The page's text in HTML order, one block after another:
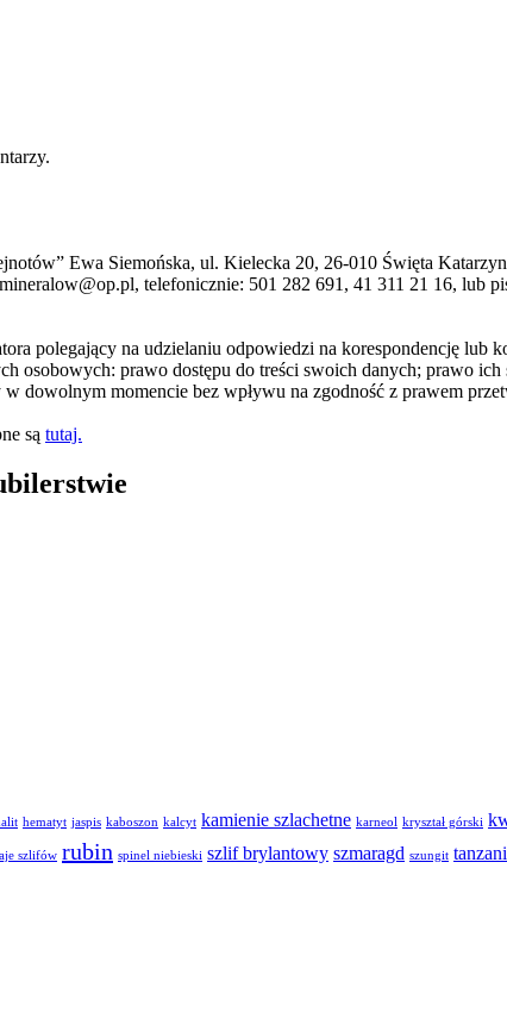
Ewa Siemońska, ul. Kielecka 20, 26-010 Święta
telefonicznie: 501 282 691, 41 311 21 16, lub
polegający na udzielaniu odpowiedzi na korespondencję lub
osobowych: prawo dostępu do treści swoich danych; prawo
dowolnym momencie bez wpływu na zgodność z prawem
są tutaj.
hematyt jaspis kaboszon kalcyt kamienie szlachetne karneol kryształ górski
szlifów rubin spinel niebieski szlif brylantowy szmaragd szungit